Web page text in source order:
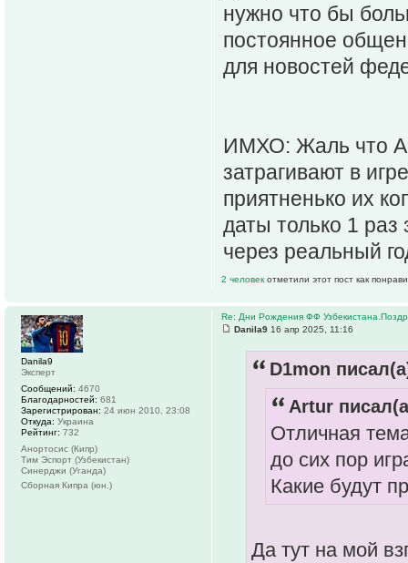
нужно что бы
постоянное
для новостей
ИМХО: Жаль что А
затрагивают в
приятненько их
даты только 1
через реальный
2 человек отметили этот пост как
Re: Дни Рождения ФФ
Danila9 16 апр 2025, 11:16
D1mon
Artur
Отличная
до сих пор
Какие будут
Да тут на мой
Danila9
Эксперт
Сообщений: 4670
Благодарностей: 681
Зарегистрирован: 24 июн 2010, 23:08
Откуда: Украина
Рейтинг: 732
Анортосис (Кипр)
Тим Эспорт (Узбекистан)
Синерджи (Уганда)
Сборная Кипра (юн.)